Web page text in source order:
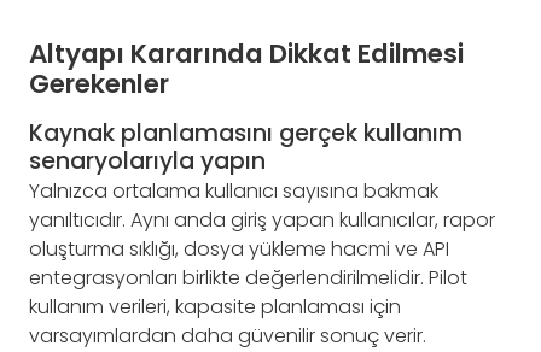
Altyapı Kararında Dikkat Edilmesi
Gerekenler
Kaynak planlamasını gerçek kullanım
senaryolarıyla yapın
Yalnızca ortalama kullanıcı sayısına bakmak
yanıltıcıdır. Aynı anda giriş yapan kullanıcılar, rapor
oluşturma sıklığı, dosya yükleme hacmi ve API
entegrasyonları birlikte değerlendirilmelidir. Pilot
kullanım verileri, kapasite planlaması için
varsayımlardan daha güvenilir sonuç verir.